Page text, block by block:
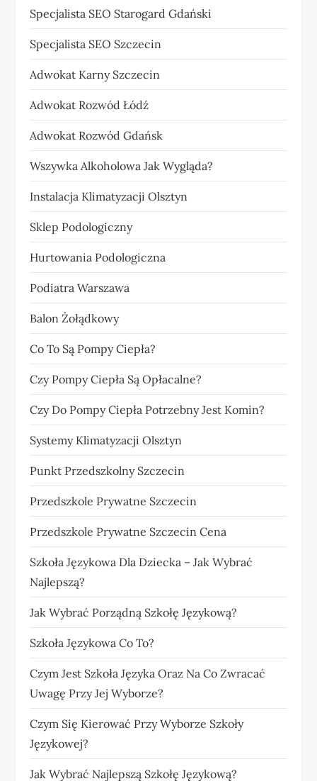
Specjalista SEO Starogard Gdański
Specjalista SEO Szczecin
Adwokat Karny Szczecin
Adwokat Rozwód Łódź
Adwokat Rozwód Gdańsk
Wszywka Alkoholowa Jak Wygląda?
Instalacja Klimatyzacji Olsztyn
Sklep Podologiczny
Hurtowania Podologiczna
Podiatra Warszawa
Balon Żołądkowy
Co To Są Pompy Ciepła?
Czy Pompy Ciepła Są Opłacalne?
Czy Do Pompy Ciepła Potrzebny Jest Komin?
Systemy Klimatyzacji Olsztyn
Punkt Przedszkolny Szczecin
Przedszkole Prywatne Szczecin
Przedszkole Prywatne Szczecin Cena
Szkoła Językowa Dla Dziecka – Jak Wybrać
Najlepszą?
Jak Wybrać Porządną Szkołę Językową?
Szkoła Językowa Co To?
Czym Jest Szkoła Języka Oraz Na Co Zwracać
Uwagę Przy Jej Wyborze?
Czym Się Kierować Przy Wyborze Szkoły
Językowej?
Jak Wybrać Najlepszą Szkołę Językową?